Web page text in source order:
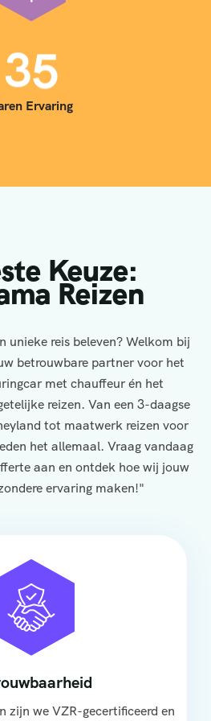
2
3
4
5
Ervaring
Keuze:
Reizen
unieke reis beleven? Welkom bij
betrouwbare partner voor het
met chauffeur én het
reizen. Van een 3-daagse
tot maatwerk reizen voor
het allemaal. Vraag vandaag
aan en ontdek hoe wij jouw
ervaring maken!"
zijn we VZR-gecertificeerd en